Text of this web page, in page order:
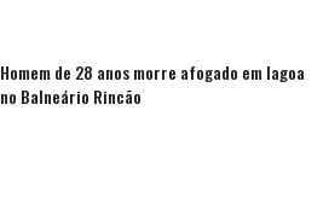
Homem de 28 anos morre afogado em lagoa
no Balneário Rincão